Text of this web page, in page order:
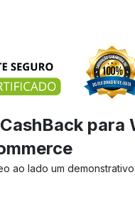
para
ao lado um